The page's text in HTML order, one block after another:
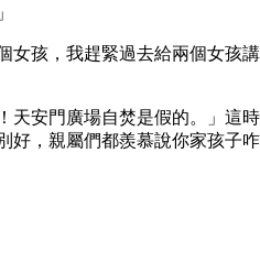
孩，我趕緊過去給兩個女孩
安門廣場自焚是假的。」這
，親屬們都羨慕說你家孩子